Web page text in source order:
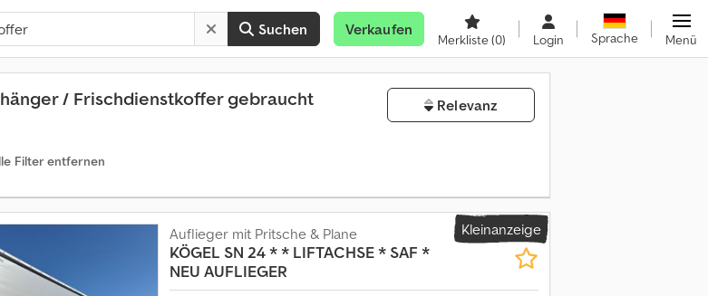
Suchen Verkaufen
Merkliste(0) Login Sprache Menü
/ Frischdienstkoffer gebraucht
Relevanz
Filter entfernen
Kleinanzeige
Auflieger mit Pritsche & Plane
KÖGEL SN 24 * * LIFTACHSE * SAF *
NEU AUFLIEGER